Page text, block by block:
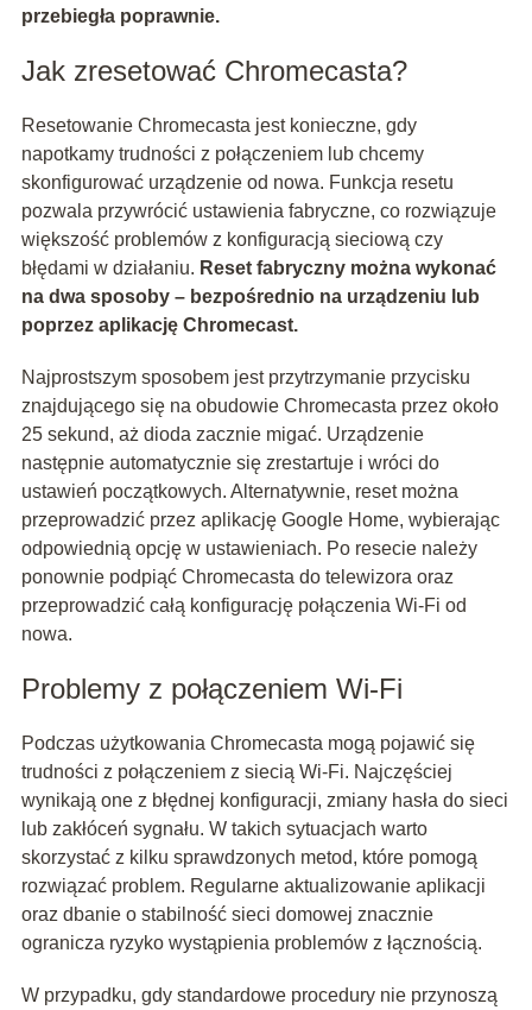
przebiegła poprawnie.
Jak zresetować Chromecasta?
Resetowanie Chromecasta jest konieczne, gdy
napotkamy trudności z połączeniem lub chcemy
skonfigurować urządzenie od nowa. Funkcja resetu
pozwala przywrócić ustawienia fabryczne, co rozwiązuje
większość problemów z konfiguracją sieciową czy
błędami w działaniu. Reset fabryczny można wykonać
na dwa sposoby – bezpośrednio na urządzeniu lub
poprzez aplikację Chromecast.
Najprostszym sposobem jest przytrzymanie przycisku
znajdującego się na obudowie Chromecasta przez około
25 sekund, aż dioda zacznie migać. Urządzenie
następnie automatycznie się zrestartuje i wróci do
ustawień początkowych. Alternatywnie, reset można
przeprowadzić przez aplikację Google Home, wybierając
odpowiednią opcję w ustawieniach. Po resecie należy
ponownie podpiąć Chromecasta do telewizora oraz
przeprowadzić całą konfigurację połączenia Wi-Fi od
nowa.
Problemy z połączeniem Wi-Fi
Podczas użytkowania Chromecasta mogą pojawić się
trudności z połączeniem z siecią Wi-Fi. Najczęściej
wynikają one z błędnej konfiguracji, zmiany hasła do sieci
lub zakłóceń sygnału. W takich sytuacjach warto
skorzystać z kilku sprawdzonych metod, które pomogą
rozwiązać problem. Regularne aktualizowanie aplikacji
oraz dbanie o stabilność sieci domowej znacznie
ogranicza ryzyko wystąpienia problemów z łącznością.
W przypadku, gdy standardowe procedury nie przynoszą